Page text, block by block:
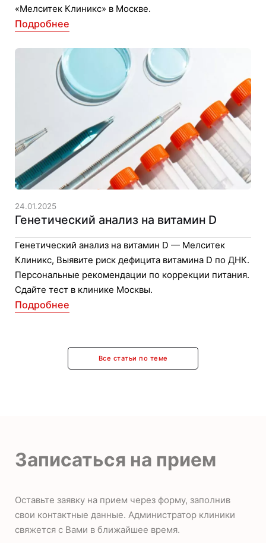
«Мелситек Клиникс» в Москве.
Подробнее
24.01.2025
Генетический анализ на витамин D
Генетический анализ на витамин D — Мелситек
Клиникс, Выявите риск дефицита витамина D по ДНК.
Персональные рекомендации по коррекции питания.
Сдайте тест в клинике Москвы.
Подробнее
Все статьи по теме
Записаться на прием
Оставьте заявку на прием через форму, заполнив
свои контактные данные. Администратор клиники
свяжется с Вами в ближайшее время.